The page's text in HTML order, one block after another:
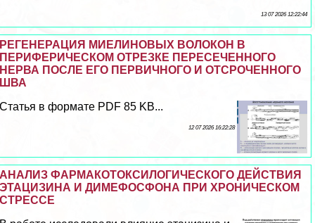
13 07 2026 12:22:44
РЕГЕНЕРАЦИЯ МИЕЛИНОВЫХ ВОЛОКОН В
ПЕРИФЕРИЧЕСКОМ ОТРЕЗКЕ ПЕРЕСЕЧЕННОГО
НЕРВА ПОСЛЕ ЕГО ПЕРВИЧНОГО И ОТСРОЧЕННОГО
ШВА
Статья в формате PDF 85 KB...
12 07 2026 16:22:28
АНАЛИЗ ФАРМАКОТОКСИЛОГИЧЕСКОГО ДЕЙСТВИЯ
ЭТАЦИЗИНА И ДИМЕФОСФОНА ПРИ ХРОНИЧЕСКОМ
СТРЕССЕ